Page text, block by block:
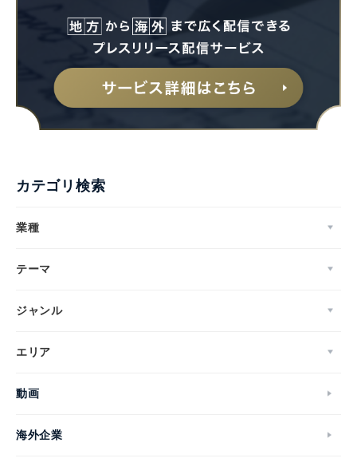
カテゴリ検索
業種
テーマ
ジャンル
エリア
動画
海外企業